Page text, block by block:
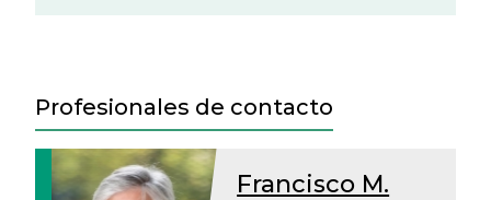
Profesionales de contacto
Francisco M.